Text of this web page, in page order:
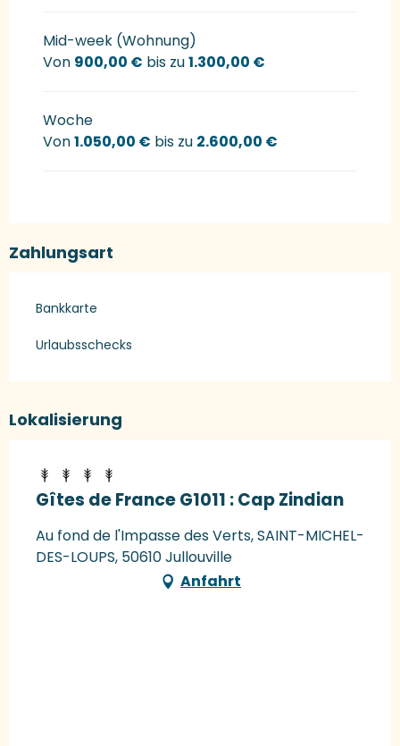
Mid-week (Wohnung)
Von 900,00 € bis zu1.300,00 €
Woche
Von1.050,00 € bis zu 2.600,00 €
Zahlungsart
Bankkarte
Urlaubsschecks
Lokalisierung
Gîtes de France G1011 : Cap Zindian
Au fond de l'Impasse des Verts, SAINT-MICHEL-
DES-LOUPS, 50610 Jullouville
Anfahrt